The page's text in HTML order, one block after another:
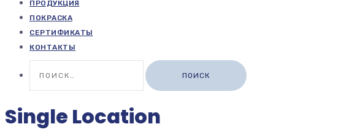
ПРОДУКЦИЯ
ПОКРАСКА
СЕРТИФИКАТЫ
КОНТАКТЫ
Single Location